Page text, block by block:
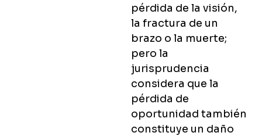
pérdida de la visión,
la fractura de un
brazo o la muerte;
pero la
jurisprudencia
considera que la
pérdida de
oportunidad también
constituye un daño